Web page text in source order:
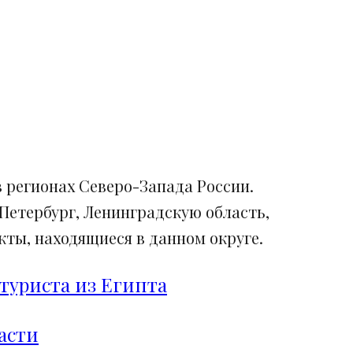
Северо-Запада России.
Ленинградскую область,
находящиеся в данном округе.
из Египта